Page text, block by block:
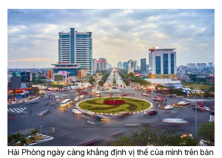
Hải Phòng ngày càng khẳng định vị thế của mình trên bản